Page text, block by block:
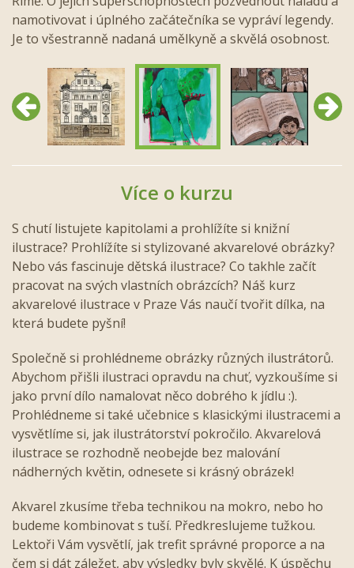
namotivovat i úplného začátečníka se vypráví legendy.
Je to všestranně nadaná umělkyně a skvělá osobnost.
Předchozí Další
Více o kurzu
S chutí listujete kapitolami a prohlížíte si knižní
ilustrace? Prohlížíte si stylizované akvarelové obrázky?
Nebo vás fascinuje dětská ilustrace? Co takhle začít
pracovat na svých vlastních obrázcích? Náš kurz
akvarelové ilustrace v Praze Vás naučí tvořit dílka, na
která budete pyšní!
Společně si prohlédneme obrázky různých ilustrátorů.
Abychom přišli ilustraci opravdu na chuť, vyzkoušíme si
jako první dílo namalovat něco dobrého k jídlu :).
Prohlédneme si také učebnice s klasickými ilustracemi a
vysvětlíme si, jak ilustrátorství pokročilo. Akvarelová
ilustrace se rozhodně neobejde bez malování
nádherných květin, odnesete si krásný obrázek!
Akvarel zkusíme třeba technikou na mokro, nebo ho
budeme kombinovat s tuší. Předkreslujeme tužkou.
Lektoři Vám vysvětlí, jak trefit správné proporce a na
čem si dát záležet, aby výsledky byly skvělé. K úspěchu